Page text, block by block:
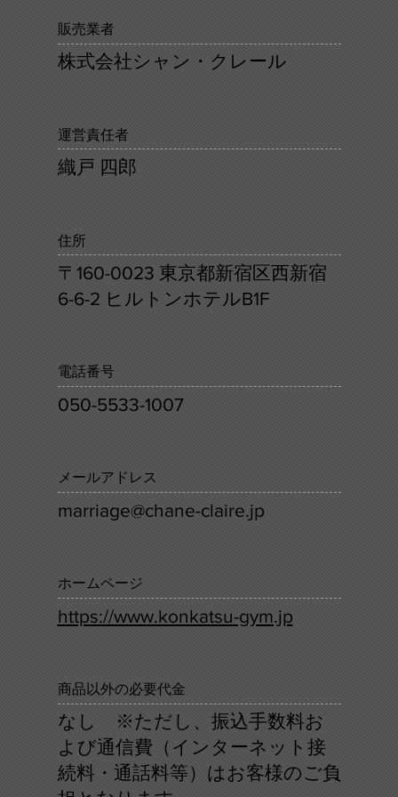
販売業者
株式会社シャン・クレール
運営責任者
織戸 四郎
住所
〒160-0023 東京都新宿区西新宿
6-6-2 ヒルトンホテルB1F
電話番号
050-5533-1007
メールアドレス
marriage@chane-claire.jp
ホームページ
https://www.konkatsu-gym.jp
商品以外の必要代金
なし ※ただし、振込手数料お
よび通信費（インターネット接
続料・通話料等）はお客様のご負